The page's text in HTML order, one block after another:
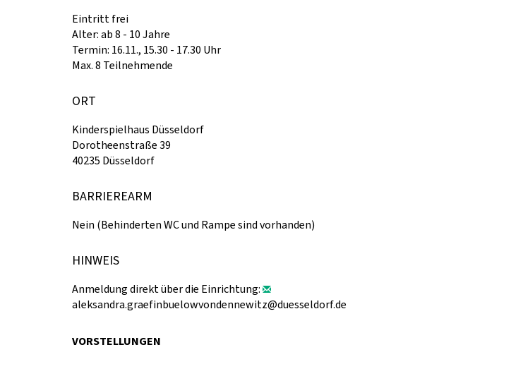
Eintritt frei
Alter: ab 8 - 10 Jahre
Termin: 16.11., 15.30 - 17.30 Uhr
Max. 8 Teilnehmende
ORT
Kinderspielhaus Düsseldorf
Dorotheenstraße 39
40235 Düsseldorf
BARRIEREARM
Nein (Behinderten WC und Rampe sind vorhanden)
HINWEIS
Anmeldung direkt über die Einrichtung:
aleksandra.graefinbuelowvondennewitz@duesseldorf.de
VORSTELLUNGEN